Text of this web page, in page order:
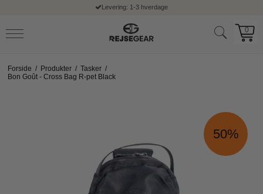
Levering: 1-3 hverdage
0
Forside / Produkter / Tasker /
Bon Goût - Cross Bag R-pet Black
50%